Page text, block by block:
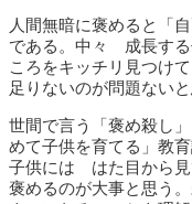
人間無暗に褒めると「
である。中々 成長する
ころをキッチリ見つけ
足りないのが問題ないと
世間で言う「褒め殺し
めて子供を育てる」教
子供には はた目から見
褒めるのが大事と思う